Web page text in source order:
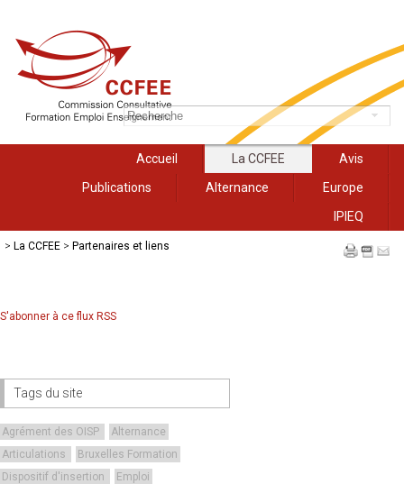
Accueil La CCFEE
Avis
Publications
Alternance
Europe
IPIEQ
> La CCFEE > Partenaires et liens
S'abonner à ce flux RSS
Tags du site
Agrément des OISP
Alternance
Articulations
Bruxelles Formation
Dispositif d'insertion
Emploi